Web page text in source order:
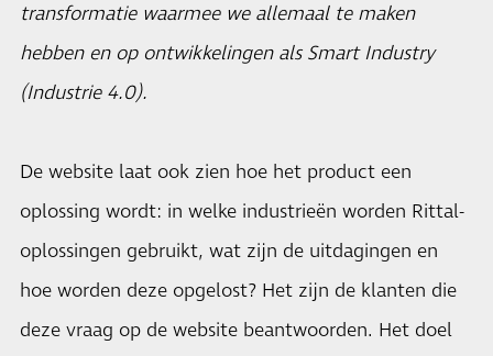
transformatie waarmee we allemaal te maken
hebben en op ontwikkelingen als Smart Industry
(Industrie 4.0).
De website laat ook zien hoe het product een
oplossing wordt: in welke industrieën worden Rittal-
oplossingen gebruikt, wat zijn de uitdagingen en
hoe worden deze opgelost? Het zijn de klanten die
deze vraag op de website beantwoorden. Het doel